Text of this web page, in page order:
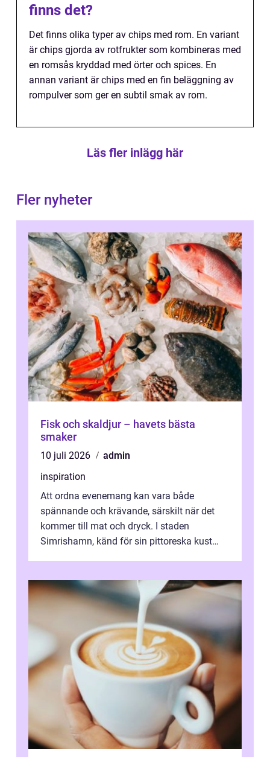
finns det?
Det finns olika typer av chips med rom. En variant
är chips gjorda av rotfrukter som kombineras med
en romsås kryddad med örter och spices. En
annan variant är chips med en fin beläggning av
rompulver som ger en subtil smak av rom.
Läs fler inlägg här
Fler nyheter
Fisk och skaldjur – havets bästa
smaker
10 juli 2026
admin
inspiration
Att ordna evenemang kan vara både
spännande och krävande, särskilt när det
kommer till mat och dryck. I staden
Simrishamn, känd för sin pittoreska kust